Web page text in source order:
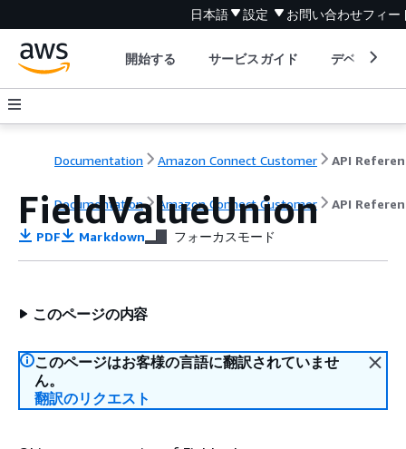
日本語 設定 お問い合わせフィー
開始する サービスガイド デベロッパ
Documentation Amazon Connect Customer API
Documentation Amazon Connect Customer API
FieldValueUnion
PDF Markdown フォーカスモード
このページの内容
このページはお客様の言語に翻訳されていませ
ん。
翻訳のリクエスト